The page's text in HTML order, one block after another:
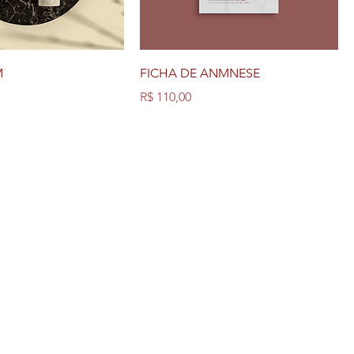
FICHA DE ANMNESE
Preço
R$ 110,00